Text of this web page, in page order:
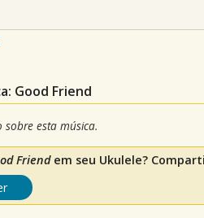
Good Friend
esta música.
Friendem seu Ukulele?